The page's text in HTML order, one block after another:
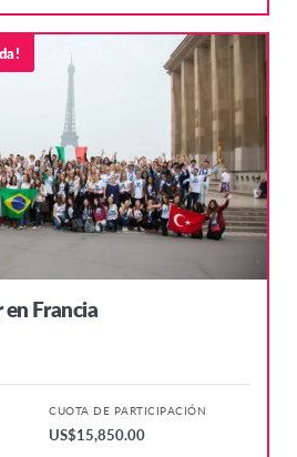
Francia
CUOTA DE PARTICIPACIÓN
US$15,850.00